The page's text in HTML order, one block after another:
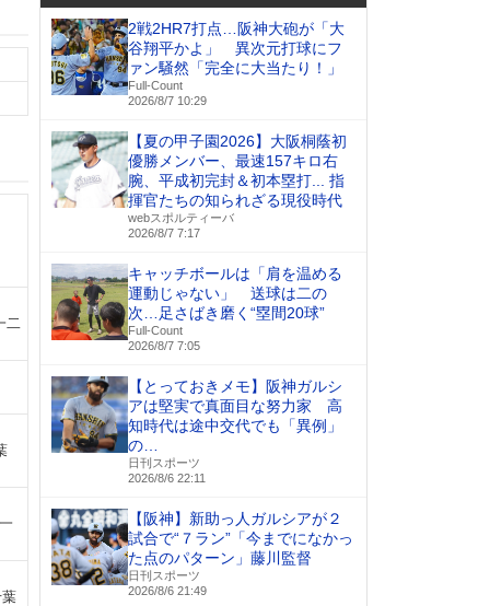
二
2戦2HR7打点…阪神大砲が「大
谷翔平かよ」 異次元打球にフ
ァン騒然「完全に大当たり！」
Full-Count
2026/8/7 10:29
【夏の甲子園2026】大阪桐蔭初
優勝メンバー、最速157キロ右
腕、平成初完封＆初本塁打... 指
揮官たちの知られざる現役時代
webスポルティーバ
2026/8/7 7:17
キャッチボールは「肩を温める
運動じゃない」 送球は二の
次…足さばき磨く“塁間20球”
Full-Count
2026/8/7 7:05
【とっておきメモ】阪神ガルシ
アは堅実で真面目な努力家 高
知時代は途中交代でも「異例」
の…
日刊スポーツ
2026/8/6 22:11
【阪神】新助っ人ガルシアが２
試合で“７ラン”「今までになかっ
た点のパターン」藤川監督
日刊スポーツ
2026/8/6 21:49